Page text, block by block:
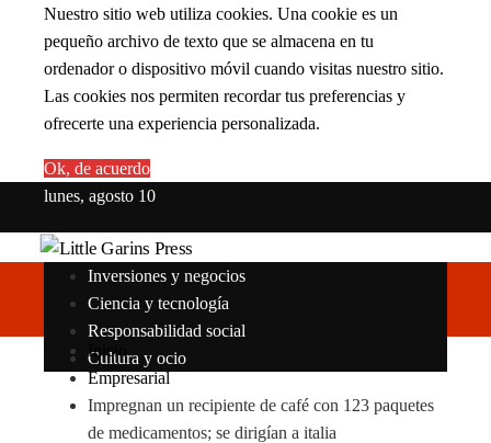
Nuestro sitio web utiliza cookies. Una cookie es un
pequeño archivo de texto que se almacena en tu
ordenador o dispositivo móvil cuando visitas nuestro sitio.
Las cookies nos permiten recordar tus preferencias y
ofrecerte una experiencia personalizada.
Ok, de acuerdo
lunes, agosto 10
Inversiones y negocios
Ciencia y tecnología
Responsabilidad social
Cultura y ocio
Inicio
Empresarial
Impregnan un recipiente de café con 123 paquetes
de medicamentos; se dirigían a italia